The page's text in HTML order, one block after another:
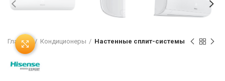
Нажмите, чтобы увеличить
Главная Кондиционеры Настенные сплит-системы